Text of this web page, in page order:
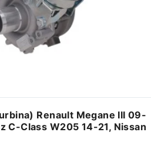
Renault Megane III 09-
C-Class W205 14-21, Nissan